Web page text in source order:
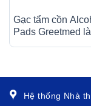
Gạc tẩm cồn
Pads Greetmed
Hệ thống Nhà